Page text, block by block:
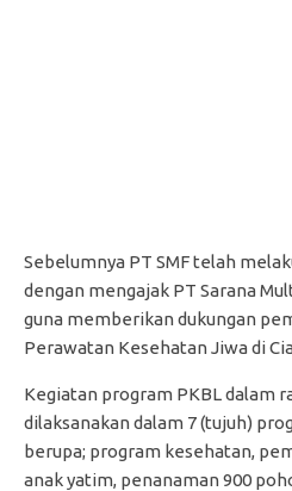
Sebelumnya PT SMF telah
dengan mengajak PT Sarana
guna memberikan dukungan
Perawatan Kesehatan Jiwa di
Kegiatan program PKBL dalam
dilaksanakan dalam 7 (tujuh)
berupa; program kesehatan,
anak yatim, penanaman 900